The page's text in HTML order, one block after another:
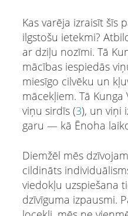
Kas varēja izraisīt šīs
ilgstošu ietekmi?
ar dziļu nozīmi. Tā
mācības iespiedās
miesīgo cilvēku un
mācekļiem. Tā
viņu sirdīs (3), un viņi
garu — kā Ēnoha
Diemžēl mēs
cildināts
viedokļu uzspiešana
dzīvīguma izpausmi.